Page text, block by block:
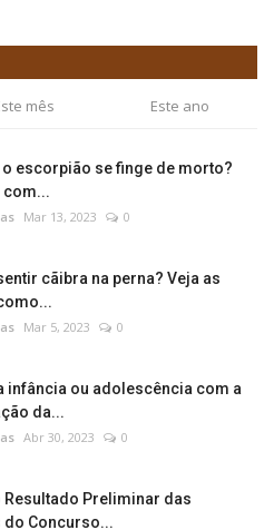
mês Este ano
o escorpião se finge de morto?
com...
Mar 13, 2023 0
cãibra na perna? Veja as
Mar 5, 2023 0
infância ou adolescência com a
da...
Abr 30, 2023 0
Resultado Preliminar das
do Concurso...